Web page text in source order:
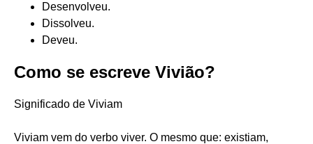
Desenvolveu.
Dissolveu.
Deveu.
Como se escreve Vivião?
Significado de Viviam
Viviam vem do verbo viver. O mesmo que: existiam,